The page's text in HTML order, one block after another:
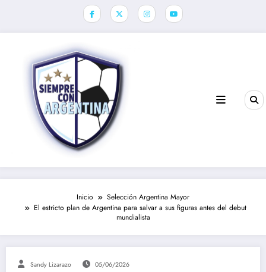
Inicio
Selección Argentina Mayor
El estricto plan de Argentina para salvar a sus figuras antes del debut
mundialista
Sandy Lizarazo 05/06/2026